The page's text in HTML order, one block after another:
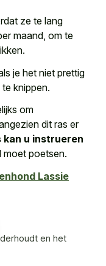
ze te lang
maand, om te
je het niet prettig
knippen.
om
dit ras er
u instrueren
moet poetsen.
Lassie
en het